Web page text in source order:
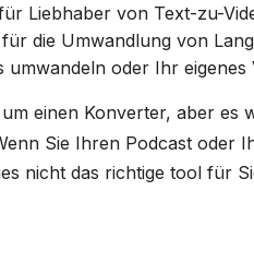
Liebhaber von Text-zu-
die Umwandlung von
umwandeln oder Ihr
einen Konverter, aber
Sie Ihren Podcast oder
nicht das richtige tool für